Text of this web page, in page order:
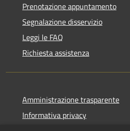
Prenotazione appuntamento
Segnalazione disservizio
Leggi le FAQ
Richiesta assistenza
Amministrazione trasparente
Informativa privacy